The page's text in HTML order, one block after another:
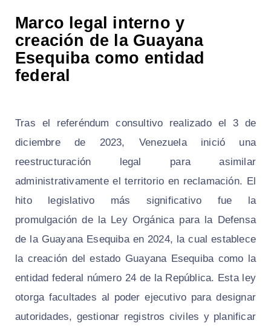
Marco legal interno y
creación de la Guayana
Esequiba como entidad
federal
Tras el referéndum consultivo realizado el 3 de
diciembre de 2023, Venezuela inició una
reestructuración legal para asimilar
administrativamente el territorio en reclamación. El
hito legislativo más significativo fue la
promulgación de la Ley Orgánica para la Defensa
de la Guayana Esequiba en 2024, la cual establece
la creación del estado Guayana Esequiba como la
entidad federal número 24 de la República. Esta ley
otorga facultades al poder ejecutivo para designar
autoridades, gestionar registros civiles y planificar